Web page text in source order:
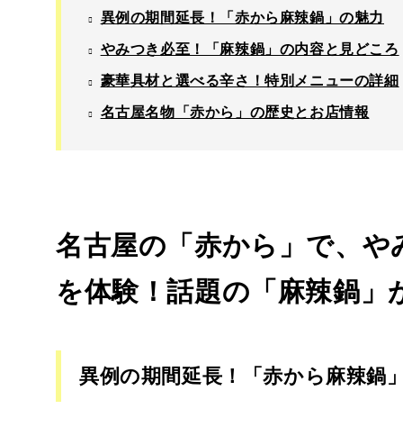
異例の期間延長！「赤から麻辣鍋」の魅力
やみつき必至！「麻辣鍋」の内容と見どころ
豪華具材と選べる辛さ！特別メニューの詳細
名古屋名物「赤から」の歴史とお店情報
名古屋の「赤から」で、
を体験！話題の「麻辣鍋
異例の期間延長！「赤から麻辣鍋